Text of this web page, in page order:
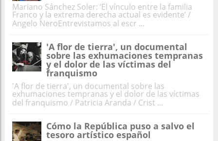
Mariano Sánchez Soler: ‘El vínculo entre la familia
Franco y la extrema derecha actual es evidente’ /
Angelo NeroEntrevistamos al escr ...
'A flor de tierra', un documental
sobre las exhumaciones tempranas
y el dolor de las víctimas del
franquismo
'A flor de tierra', un documental sobre las
exhumaciones tempranas y el dolor de las víctimas
del franquismo / Patricia Aranda / Crist ...
Cómo la República puso a salvo el
tesoro artístico español